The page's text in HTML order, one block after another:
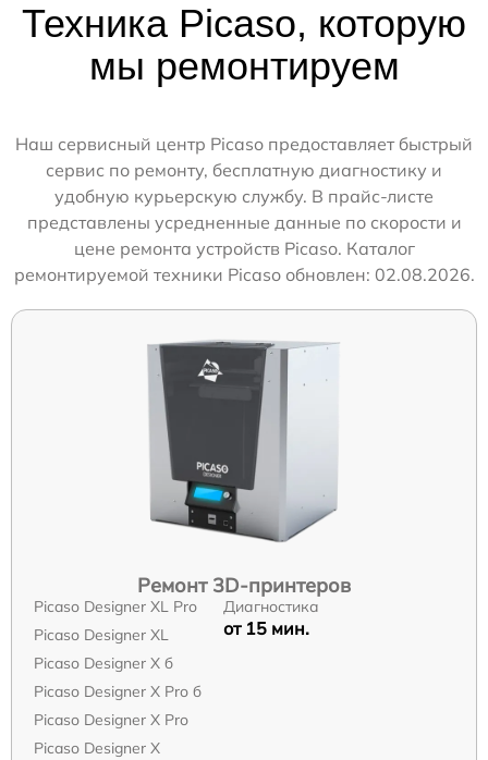
Техника Picaso, которую
мы ремонтируем
Наш сервисный центр Picaso предоставляет быстрый
сервис по ремонту, бесплатную диагностику и
удобную курьерскую службу. В прайс-листе
представлены усредненные данные по скорости и
цене ремонта устройств Picaso. Каталог
ремонтируемой техники Picaso обновлен: 02.08.2026.
Ремонт 3D-принтеров
Picaso Designer XL Pro
Picaso Designer XL
Picaso Designer X б
Picaso Designer X Pro б
Picaso Designer X Pro
Picaso Designer X
Диагностика
от 15 мин.